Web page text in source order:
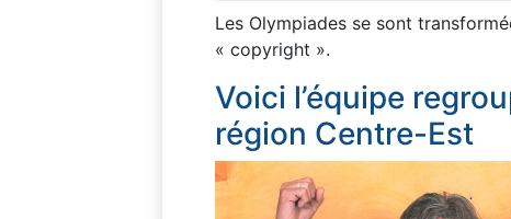
Les Olympiades se sont
« copyright ».
Voici l’équipe
région Centre-Est